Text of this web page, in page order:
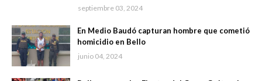
septiembre 03, 2024
En Medio Baudó capturan hombre que cometió
homicidio en Bello
junio 04, 2024